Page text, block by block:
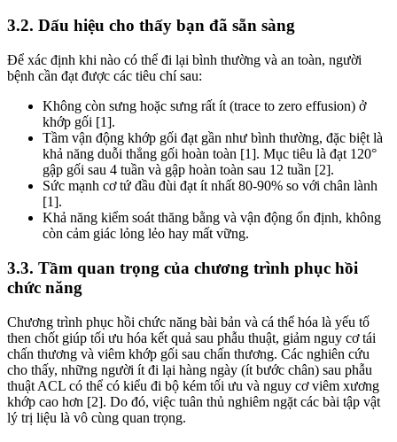
3.2. Dấu hiệu cho thấy bạn đã sẵn sàng
Để xác định khi nào có thể đi lại bình thường và an toàn, người
bệnh cần đạt được các tiêu chí sau:
Không còn sưng hoặc sưng rất ít (trace to zero effusion) ở
khớp gối [1].
Tầm vận động khớp gối đạt gần như bình thường, đặc biệt là
khả năng duỗi thẳng gối hoàn toàn [1]. Mục tiêu là đạt 120°
gập gối sau 4 tuần và gập hoàn toàn sau 12 tuần [2].
Sức mạnh cơ tứ đầu đùi đạt ít nhất 80-90% so với chân lành
[1].
Khả năng kiểm soát thăng bằng và vận động ổn định, không
còn cảm giác lỏng lẻo hay mất vững.
3.3. Tầm quan trọng của chương trình phục hồi
chức năng
Chương trình phục hồi chức năng bài bản và cá thể hóa là yếu tố
then chốt giúp tối ưu hóa kết quả sau phẫu thuật, giảm nguy cơ tái
chấn thương và viêm khớp gối sau chấn thương. Các nghiên cứu
cho thấy, những người ít đi lại hàng ngày (ít bước chân) sau phẫu
thuật ACL có thể có kiểu đi bộ kém tối ưu và nguy cơ viêm xương
khớp cao hơn [2]. Do đó, việc tuân thủ nghiêm ngặt các bài tập vật
lý trị liệu là vô cùng quan trọng.